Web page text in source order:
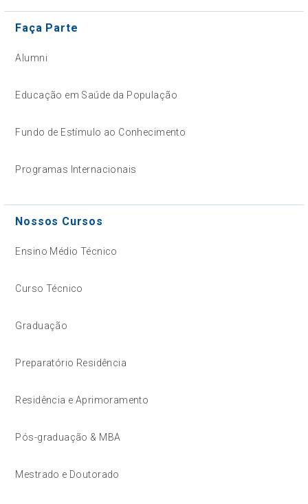
Faça Parte
Alumni
Educação em Saúde da População
Fundo de Estímulo ao Conhecimento
Programas Internacionais
Nossos Cursos
Ensino Médio Técnico
Curso Técnico
Graduação
Preparatório Residência
Residência e Aprimoramento
Pós-graduação & MBA
Mestrado e Doutorado